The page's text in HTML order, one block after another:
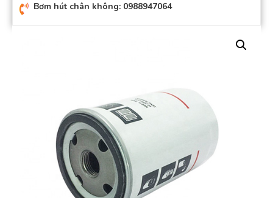
Bơm hút chân không: 0988947064